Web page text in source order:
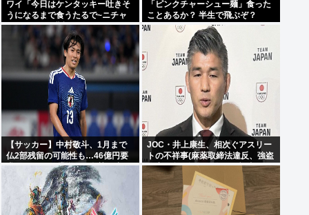
ワイ「今日はケンタッキー吐きそ
うになるまで食うたるで~ニチャ
ア」9ピース購入
「ピンクチャーシュー麺」食った
ことあるか？ 半生で飛ぶぞ？
【サッカー】中村敬斗、1月まで
仏2部残留の可能性も…46億円要
求のランスが「強気な姿勢」崩さ
ない理由は？
JOC・井上康生、相次ぐアスリー
トの不祥事(麻薬取締法違反、強盗
傷害、危険運転致傷)にブチ切れ
「規律を守る文化を」